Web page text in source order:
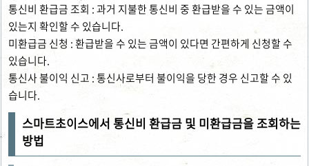
통신비 환급금 조회 : 과거 지불한 통신비 중 환급받을 수 있는 금액이
있는지 확인할 수 있습니다.
미환급금 신청 : 환급받을 수 있는 금액이 있다면 간편하게 신청할 수
있습니다.
통신사 불이익 신고 : 통신사로부터 불이익을 당한 경우 신고할 수 있
습니다.
스마트초이스에서 통신비 환급금 및 미환급금을 조회하는
방법